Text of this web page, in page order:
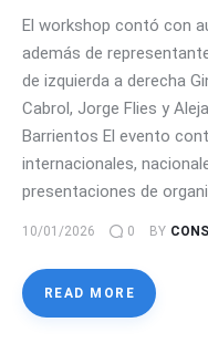
El workshop contó con
además de
de izquierda a derecha
Cabrol, Jorge Flies y
Barrientos El evento
internacionales,
presentaciones de
10/01/2026 0 BY
READ MORE